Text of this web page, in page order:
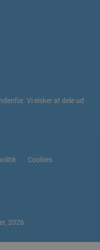
Vi elsker at dele ud
Cookies
2026